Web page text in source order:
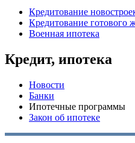
Кредитование
Кредитование готового
Военная ипотека
Кредит, ипотека
Новости
Банки
Ипотечные программы
Закон об ипотеке